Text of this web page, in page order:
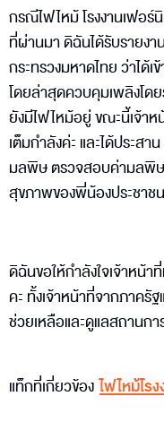
กรณีไฟไหม้ โรงงานเฟอร์
ที่ผ่านมา ดิฉันได้รับรายง
กระทรวงมหาดไทย ว่าได้
โดยล่าสุดควบคุมเพลิงโด
ยังมีไฟไหม้อยู่ ขณะนี้เจ้าห
เต็มกำลังค่ะ และได้ประส
มลพิษ ตรวจสอบค่ามลพิ
สุขภาพของพี่น้องประชาชน
ดิฉันขอให้กำลังใจเจ้าหน้
คะ ทั้งเจ้าหน้าที่จากภาครั
ช่วยเหลือและดูแลสถานก
แท็กที่เกี่ยวข้องไฟไหม้โร